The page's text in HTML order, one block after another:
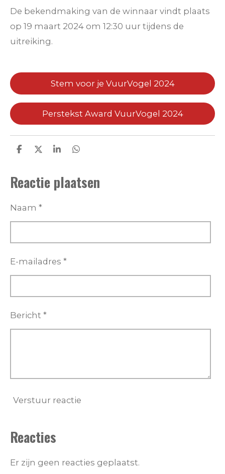
De bekendmaking van de winnaar vindt plaats
op 19 maart 2024 om 12:30 uur tijdens de
uitreiking.
Stem voor je VuurVogel 2024
Perstekst Award VuurVogel 2024
D
e
n
D
l
S
r
e
D
e
n
Reactie plaatsen
Naam *
E-mailadres *
Bericht *
Verstuur reactie
Reacties
Er zijn geen reacties geplaatst.